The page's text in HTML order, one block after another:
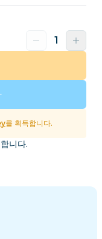
를 획득합니다.
니다.